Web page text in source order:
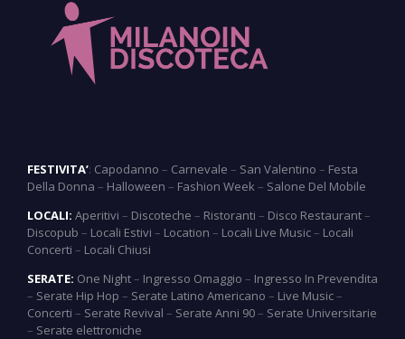
FESTIVITA’: Capodanno – Carnevale – San Valentino – Festa
Della Donna – Halloween – Fashion Week – Salone Del Mobile
LOCALI: Aperitivi – Discoteche – Ristoranti – Disco Restaurant–
Discopub – Locali Estivi – Location – Locali Live Music– Locali
Concerti – Locali Chiusi
SERATE: One Night– Ingresso Omaggio – Ingresso In Prevendita
– Serate Hip Hop – Serate Latino Americano – Live Music–
Concerti – Serate Revival – Serate Anni 90– Serate Universitarie
– Serate elettroniche